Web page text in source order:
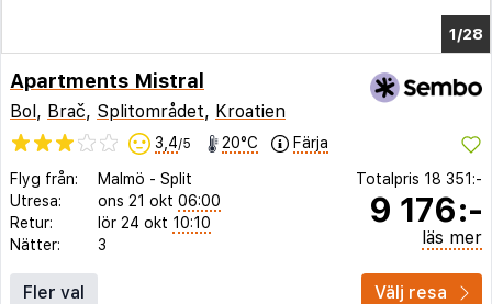
1/23
Apartments Mistral
Bol, Brač, Splitområdet, Kroatien
3,4/5 20°C Färja
Flyg från: Malmö - Split
Utresa:
ons 21 okt 06:00
Retur:
lör 24 okt 10:10
Nätter:
3
Totalpris 18 351:-
9 176:-
läs mer
Fler val Välj resa